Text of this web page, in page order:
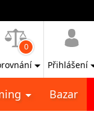
0
Přihlášení
Bazar